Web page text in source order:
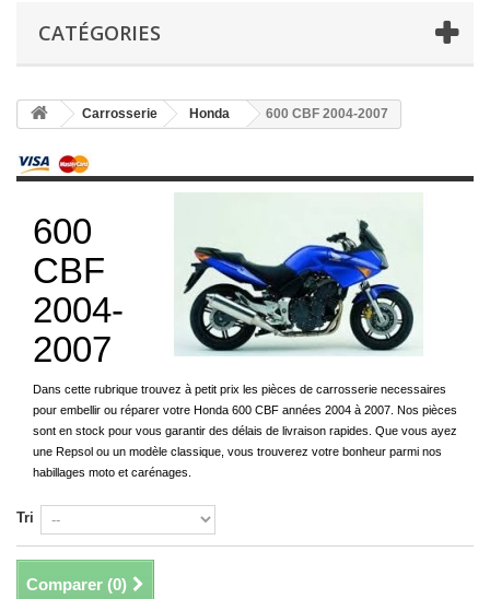
CATÉGORIES
Carrosserie Honda 600 CBF 2004-2007
600
CBF
2004-
2007
Dans cette rubrique trouvez à petit prix les pièces de carrosserie necessaires
pour embellir ou réparer votre Honda 600 CBF années 2004 à 2007. Nos pièces
sont en stock pour vous garantir des délais de livraison rapides. Que vous ayez
une Repsol ou un modèle classique, vous trouverez votre bonheur parmi nos
habillages moto et carénages.
Tri
Comparer (0)